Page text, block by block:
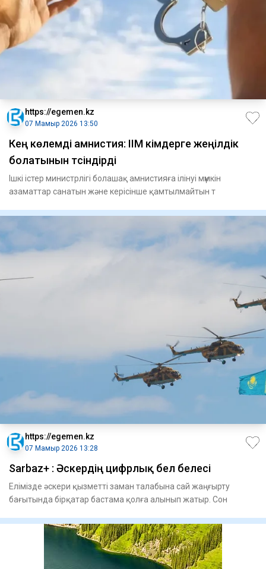
https://egemen.kz
07 Мамыр 2026 13:50
Кең көлемді амнистия: ІІМ кімдерге жеңілдік
болатынын түсіндірді
Ішкі істер министрлігі болашақ амнистияға ілінуі мүмкін
азаматтар санатын және керісінше қамтылмайтын т
https://egemen.kz
07 Мамыр 2026 13:28
Sarbaz+ : Әскердің цифрлық бел белесі
Елімізде әскери қызметті заман талабына сай жаңғырту
бағытында бірқатар бастама қолға алынып жатыр. Сон